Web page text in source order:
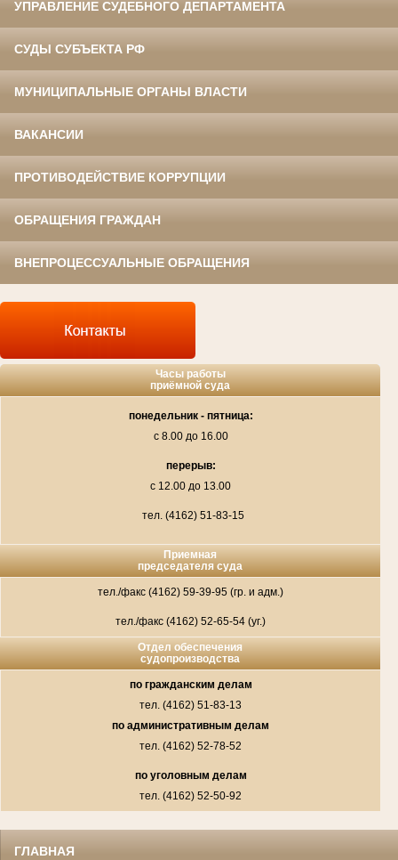
УПРАВЛЕНИЕ СУДЕБНОГО ДЕПАРТАМЕНТА
СУДЫ СУБЪЕКТА РФ
МУНИЦИПАЛЬНЫЕ ОРГАНЫ ВЛАСТИ
ВАКАНСИИ
ПРОТИВОДЕЙСТВИЕ КОРРУПЦИИ
ОБРАЩЕНИЯ ГРАЖДАН
ВНЕПРОЦЕССУАЛЬНЫЕ ОБРАЩЕНИЯ
Часы работы
приёмной суда
понедельник - пятница:
с 8.00 до 16.00
перерыв:
с 12.00 до 13.00
тел. (4162) 51-83-15
Приемная
председателя суда
тел./факс (4162) 59-39-95 (гр. и адм.)
тел./факс (4162) 52-65-54 (уг.)
Отдел обеспечения
судопроизводства
по гражданским делам
тел. (4162) 51-83-13
по административным делам
тел. (4162) 52-78-52
по уголовным делам
тел. (4162) 52-50-92
ГЛАВНАЯ